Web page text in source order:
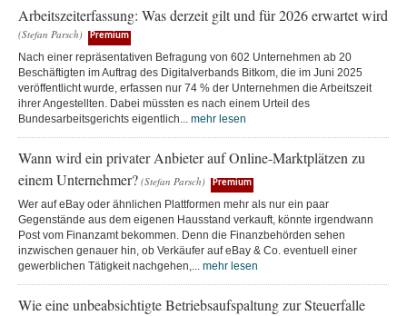
Arbeitszeiterfassung: Was derzeit gilt und für 2026 erwartet wird
(Stefan Parsch) Premium
Nach einer repräsentativen Befragung von 602 Unternehmen ab 20
Beschäftigten im Auftrag des Digitalverbands Bitkom, die im Juni 2025
veröffentlicht wurde, erfassen nur 74 % der Unternehmen die Arbeitszeit
ihrer Angestellten. Dabei müssten es nach einem Urteil des
Bundesarbeitsgerichts eigentlich... mehr lesen
Wann wird ein privater Anbieter auf Online-Marktplätzen zu
einem Unternehmer? (Stefan Parsch) Premium
Wer auf eBay oder ähnlichen Plattformen mehr als nur ein paar
Gegenstände aus dem eigenen Hausstand verkauft, könnte irgendwann
Post vom Finanzamt bekommen. Denn die Finanzbehörden sehen
inzwischen genauer hin, ob Verkäufer auf eBay & Co. eventuell einer
gewerblichen Tätigkeit nachgehen,... mehr lesen
Wie eine unbeabsichtigte Betriebsaufspaltung zur Steuerfalle